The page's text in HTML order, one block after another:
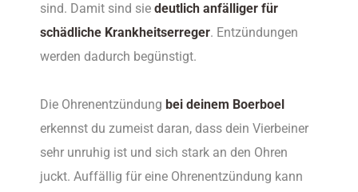
sind. Damit sind sie deutlich anfälliger für
schädliche Krankheitserreger. Entzündungen
werden dadurch begünstigt.
Die Ohrenentzündung bei deinem Boerboel
erkennst du zumeist daran, dass dein Vierbeiner
sehr unruhig ist und sich stark an den Ohren
juckt. Auffällig für eine Ohrenentzündung kann